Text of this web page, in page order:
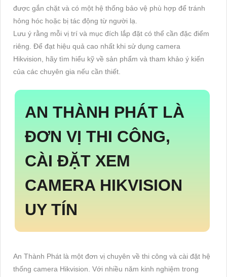
được gắn chặt và có một hệ thống bảo vệ phù hợp để tránh
hỏng hóc hoặc bị tác động từ người lạ.
Lưu ý rằng mỗi vị trí và mục đích lắp đặt có thể cần đặc điểm
riêng. Để đạt hiệu quả cao nhất khi sử dụng camera
Hikvision, hãy tìm hiểu kỹ về sản phẩm và tham khảo ý kiến ​​
của các chuyên gia nếu cần thiết.
AN THÀNH PHÁT LÀ
ĐƠN VỊ THI CÔNG,
CÀI ĐẶT XEM
CAMERA HIKVISION
UY TÍN
An Thành Phát là một đơn vị chuyên về thi công và cài đặt hệ
thống camera Hikvision. Với nhiều năm kinh nghiệm trong